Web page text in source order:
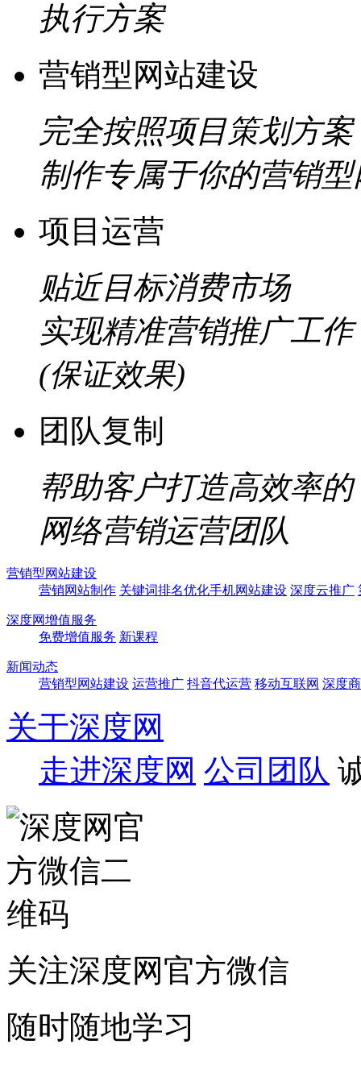
执行方案
营销型网站建设
完全按照项目策划方案
制作专属于你的营销
项目运营
贴近目标消费市场
实现精准营销推广工作
(保证效果)
团队复制
帮助客户打造高效率的
网络营销运营团队
营销型网站建设
营销网站制作 关键词排名优化手机网站建设 深度云推广
深度网增值服务
免费增值服务 新课程
新闻动态
营销型网站建设 运营推广 抖音代运营 移动互联网 深度
关于深度网
走进深度网 公司团队
关注深度网官方微信
随时随地学习